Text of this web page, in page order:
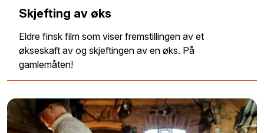
Skjefting av øks
Eldre finsk film som viser fremstillingen av et
økseskaft av og skjeftingen av en øks. På
gamlemåten!